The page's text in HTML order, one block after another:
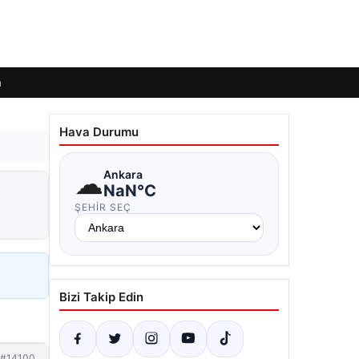
Hava Durumu
☁Ankara
NaN°C
ŞEHIR SEÇ
Bizi Takip Edin